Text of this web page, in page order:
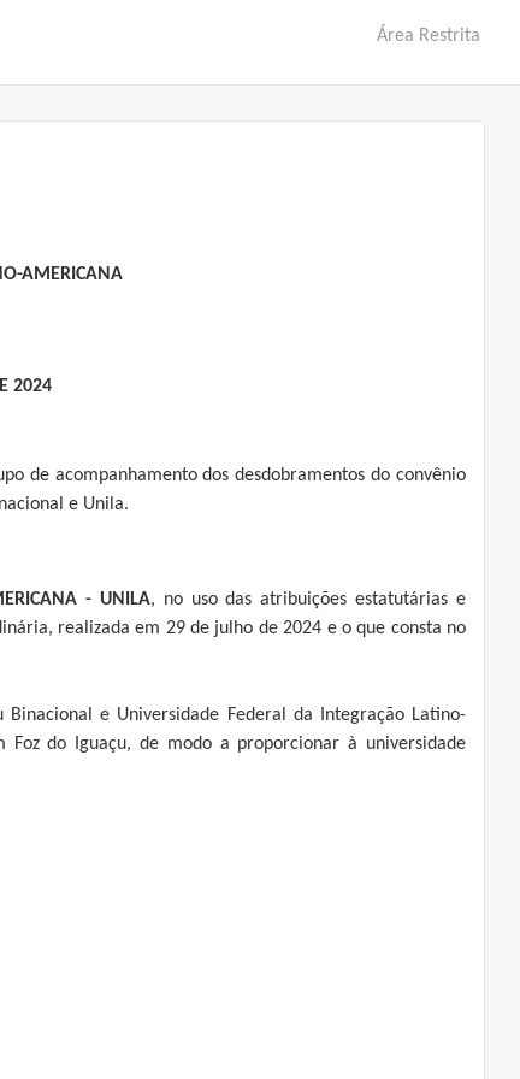
Área Restrita
AMERICANA
2024
de acompanhamento dos desdobramentos do convênio
e Unila.
- UNILA, no uso das atribuições estatutárias e
realizada em 29 de julho de 2024 e o que consta no
e Universidade Federal da Integração Latino-
do Iguaçu, de modo a proporcionar à universidade